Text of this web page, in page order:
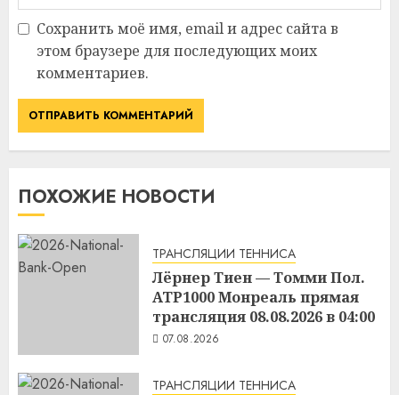
Сохранить моё имя, email и адрес сайта в
этом браузере для последующих моих
комментариев.
ПОХОЖИЕ НОВОСТИ
ТРАНСЛЯЦИИ ТЕННИСА
Лёрнер Тиен — Томми Пол.
ATP1000 Монреаль прямая
трансляция 08.08.2026 в 04:00
07.08.2026
ТРАНСЛЯЦИИ ТЕННИСА